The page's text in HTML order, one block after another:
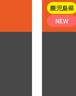
鹿児島県
NEW